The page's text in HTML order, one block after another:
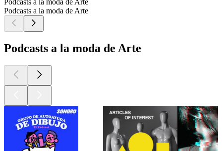
Podcasts a la moda de Arte
Podcasts a la moda de Arte
Podcasts a la moda de Arte